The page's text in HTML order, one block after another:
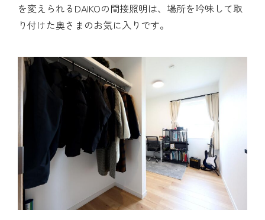
を変えられるDAIKOの間接照明は、場所を吟味して取
り付けた奥さまのお気に入りです。